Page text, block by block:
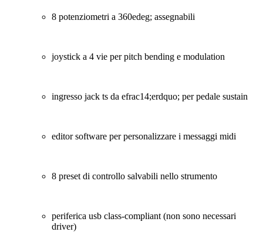
8 potenziometri a 360edeg; assegnabili
joystick a 4 vie per pitch bending e modulation
ingresso jack ts da efrac14;erdquo; per pedale sustain
editor software per personalizzare i messaggi midi
8 preset di controllo salvabili nello strumento
periferica usb class-compliant (non sono necessari
driver)